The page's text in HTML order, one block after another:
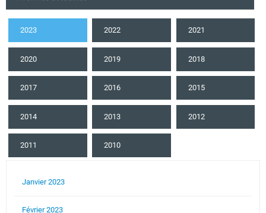
2023 2022 2021
2020 2019 2018
2017 2016 2015
2014 2013 2012
2011 2010
Janvier 2023
Février 2023